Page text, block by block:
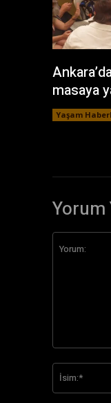
masaya
Yaşam
Yorum